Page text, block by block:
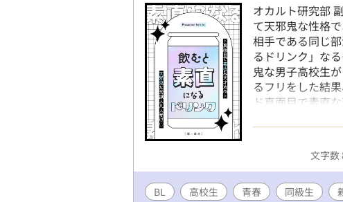
オカルト研究部
て天邪鬼な性格
相手である同じ
るドリンク」な
鬼な男子高校生
るフリをした結
ド真面目で素直
後もだキュンラ
究部 部長。 真面
いところがある
友達があまり多
じており、年々天
文字数
BL 高校生 青春 同級生